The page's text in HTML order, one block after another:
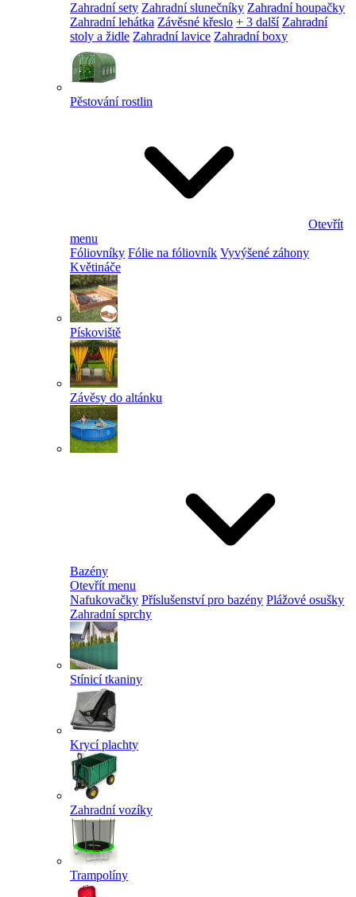
Zahradní sety Zahradní slunečníky Zahradní houpačky
Zahradní lehátka Závěsné křeslo + 3 další Zahradní
stoly a židle Zahradní lavice Zahradní boxy
Pěstování rostlin
Otevřít
menu
Fóliovníky Fólie na fóliovník Vyvýšené záhony
Květináče
Pískoviště
Závěsy do altánku
Bazény
Otevřít menu
Nafukovačky Příslušenství pro bazény Plážové osušky
Zahradní sprchy
Stínicí tkaniny
Krycí plachty
Zahradní vozíky
Trampolíny